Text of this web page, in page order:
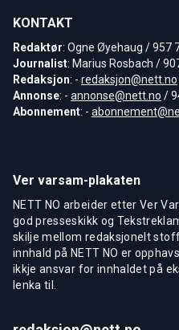
KONTAKT
Redaktør: Ogne Øyehaug / 957
Journalist: Marius Rosbach /
Redaksjon: - redaksjon@nett.no
Annonse: - annonse@nett.no /
Abonnement: -
Ver varsam-plakaten
NETT NO arbeider etter Ver
god presseskikk og
skilje mellom redaksjonelt
innhald på NETT NO er
ikkje ansvar for innhaldet på
lenka til.